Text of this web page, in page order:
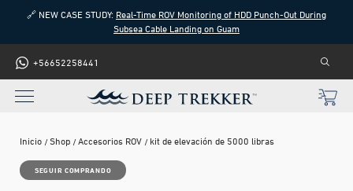
🔗 NEW CASE STUDY: Real-Time ROV Monitoring of HDD Punch-Out During
Subsea Cable Landing on Guam
+56652258441
Inicio Shop Accesorios ROV kit de elevación de 5000 libras
SEGUIR COMPRANDO